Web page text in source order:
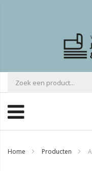
Home Producten